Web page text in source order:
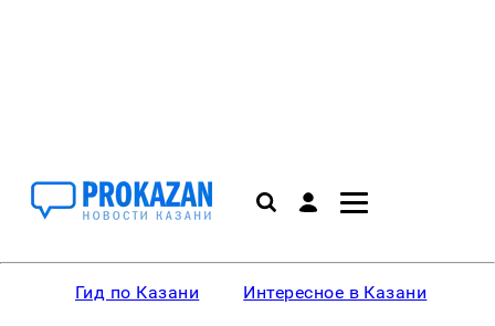
Гид по Казани Интересное в Казани